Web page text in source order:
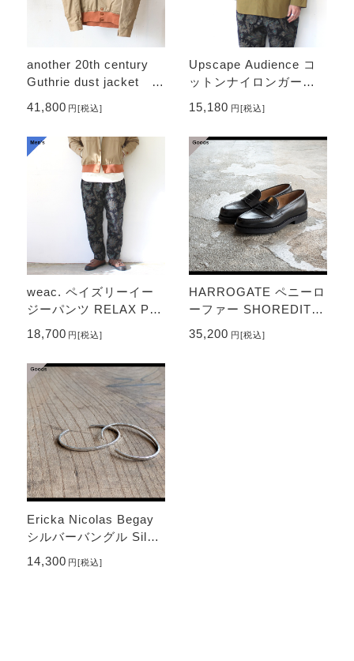
another 20th century
Guthrie dust jacket
（Beige）
41,800 円[税込]
Upscape Audience コ
ットンナイロンガーデ
ニングシャツ AUD7381
（Khaki olive）
15,180 円[税込]
weac. ペイズリーイー
ジーパンツ RELAX PA
NTS - Paisley （Blac
k）
18,700 円 [税込]
HARROGATE ペニーロ
ーファー SHOREDITC
H （Black）
35,200 円 [税込]
Ericka Nicolas Begay
シルバーバングル Silve
r Bangle - Hammered
14,300 円[税込]